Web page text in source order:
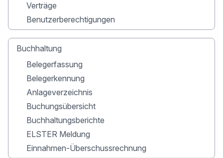
Verträge
Benutzerberechtigungen
Buchhaltung
Belegerfassung
Belegerkennung
Anlageverzeichnis
Buchungsübersicht
Buchhaltungsberichte
ELSTER Meldung
Einnahmen-Überschussrechnung